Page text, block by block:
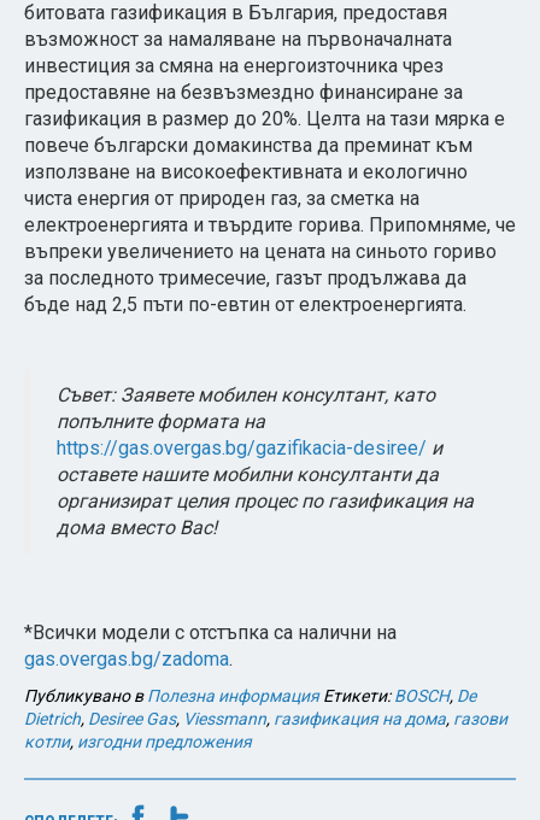
битовата газификация в България, предоставя
възможност за намаляване на първоначалната
инвестиция за смяна на енергоизточника чрез
предоставяне на безвъзмездно финансиране за
газификация в размер до 20%. Целта на тази мярка е
повече български домакинства да преминат към
използване на високоефективната и екологично
чиста енергия от природен газ, за сметка на
електроенергията и твърдите горива. Припомняме, че
въпреки увеличението на цената на синьото гориво
за последното тримесечие, газът продължава да
бъде над 2,5 пъти по-евтин от електроенергията.
Съвет: Заявете мобилен консултант, като
попълните формата на
https://gas.overgas.bg/gazifikacia-desiree/ и
оставете нашите мобилни консултанти да
организират целия процес по газификация на
дома вместо Вас!
*Всички модели с отстъпка са налични на
gas.overgas.bg/zadoma.
Публикувано вПолезна информация Етикети:BOSCH, De
Dietrich, Desiree Gas, Viessmann, газификация на дома, газови
котли, изгодни предложения